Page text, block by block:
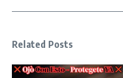
Related Posts